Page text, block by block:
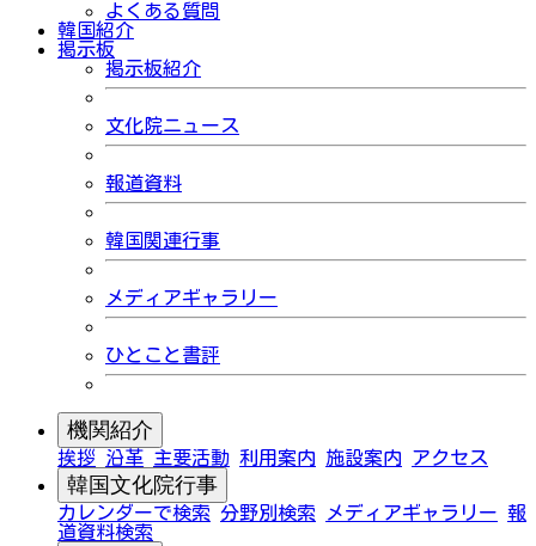
よくある質問
韓国紹介
掲示板
掲示板紹介
文化院ニュース
報道資料
韓国関連行事
メディアギャラリー
ひとこと書評
機関紹介
挨拶 沿革 主要活動 利用案内 施設案内 アクセス
韓国文化院行事
カレンダーで検索 分野別検索 メディアギャラリー 報
道資料検索